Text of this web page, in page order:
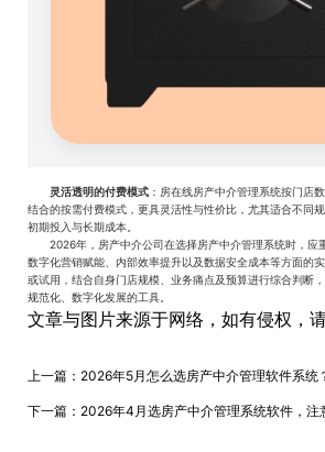
灵活透明的付费模式 ：房在线房产中介管理系统按门店
结合的按需付费模式，更具灵活性与性价比，尤其适合不同
初期投入与长期成本。‌
2026年，房产中介公司在选择房产中介管理系统时，应重
数字化营销赋能、内部效率提升以及数据安全成本等方面的
或试用，结合自身门店规模、业务痛点及预算进行综合判断
规范化、数字化发展的工具。
文章与图片来源于网络，如有侵权，
上一篇： 2026年5月怎么选房产中介管理软件系统
下一篇： 2026年4月选房产中介管理系统软件，注